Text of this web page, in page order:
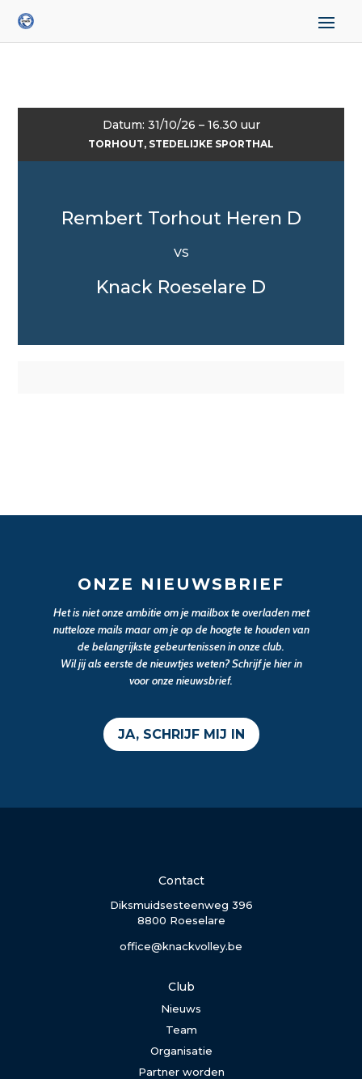
Datum: 31/10/26 – 16.30 uur
TORHOUT, STEDELIJKE SPORTHAL
Rembert Torhout Heren D
VS
Knack Roeselare D
ONZE NIEUWSBRIEF
Het is niet onze ambitie om je mailbox te overladen met
nutteloze mails maar om je op de hoogte te houden van
de belangrijkste gebeurtenissen in onze club.
Wil jij als eerste de nieuwtjes weten? Schrijf je hier in
voor onze nieuwsbrief.
JA, SCHRIJF MIJ IN
Contact
Diksmuidsesteenweg 396
8800 Roeselare
office@knackvolley.be
Club
Nieuws
Team
Organisatie
Partner worden